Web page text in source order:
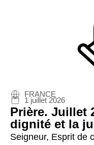
FRANCE
1 juillet 2026
Prière. Juillet
dignité et la
Seigneur, Esprit de